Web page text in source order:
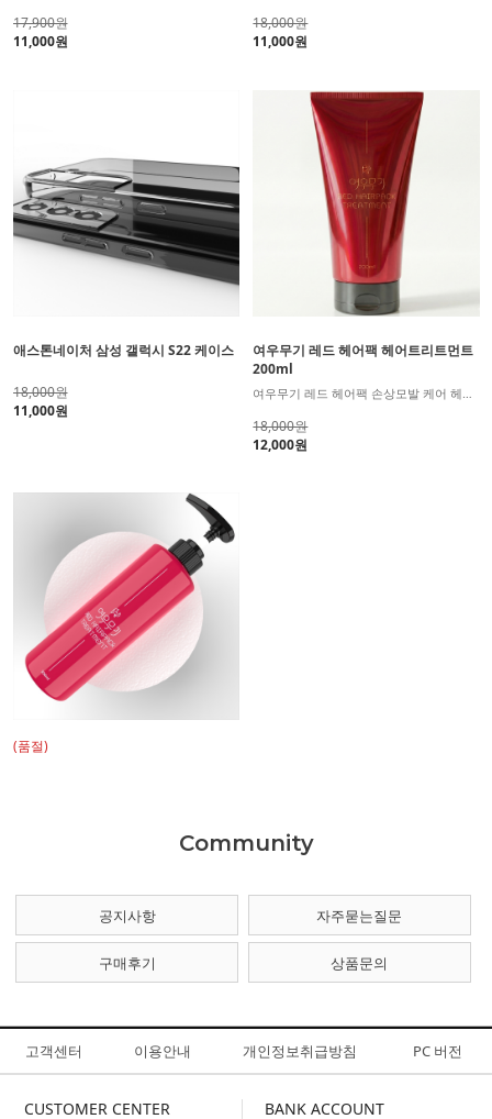
17,900원
11,000원
18,000원
11,000원
애스톤네이처 삼성 갤럭시 S22 케이스
18,000원
11,000원
여우무기 레드 헤어팩 헤어트리트먼트
200ml
18,000원
12,000원
(품절)
Community
공지사항 자주묻는질문
구매후기 상품문의
고객센터 이용안내 개인정보취급방침 PC 버전
CUSTOMER CENTER BANK ACCOUNT